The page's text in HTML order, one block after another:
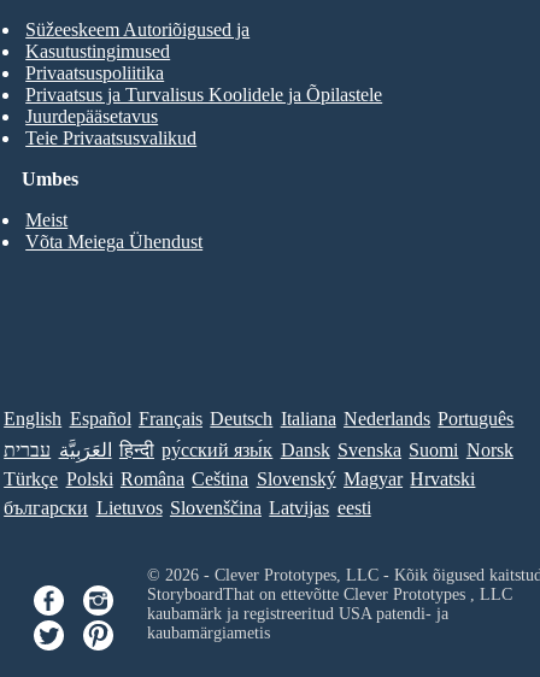
Umbes
Meist
Võta Meiega Ühendust
Süžeeskeem Autoriõigused ja
Kasutustingimused
Privaatsuspoliitika
Privaatsus ja Turvalisus Koolidele ja Õpilastele
Juurdepääsetavus
Teie Privaatsusvalikud
English Español Français Deutsch Italiana Nederlands Português
עברית العَرَبِيَّة हिन्दी ру́сский язы́к Dansk Svenska Suomi Norsk
Türkçe Polski Româna Ceština Slovenský Magyar Hrvatski
български Lietuvos Slovenščina Latvijas eesti
© 2026 - Clever Prototypes, LLC - Kõik õigused
StoryboardThat on ettevõtte Clever Prototypes , LLC
kaubamärk ja registreeritud USA patendi- ja
kaubamärgiametis